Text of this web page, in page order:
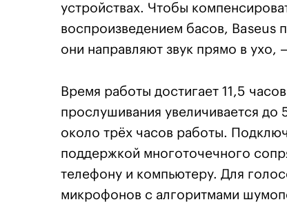
устройствах. Чтобы
воспроизведением басов, Baseus
они направляют звук прямо в ухо,
Время работы достигает 11,5
прослушивания увеличивается до
около трёх часов работы.
поддержкой многоточечного
телефону и компьютеру. Для
микрофонов с алгоритмами